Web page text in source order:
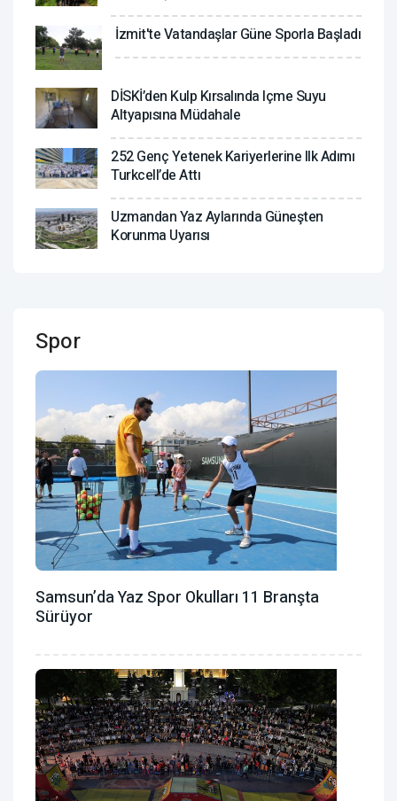
İzmit'te Vatandaşlar Güne Sporla Başladı
DİSKİ’den Kulp Kırsalında Içme Suyu
Altyapısına Müdahale
252 Genç Yetenek Kariyerlerine Ilk Adımı
Turkcell’de Attı
Uzmandan Yaz Aylarında Güneşten
Korunma Uyarısı
Spor
Samsun’da Yaz Spor Okulları 11 Branşta
Sürüyor